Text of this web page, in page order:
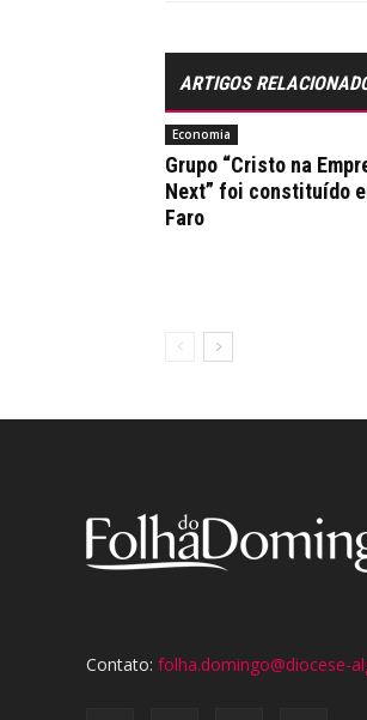
ARTIGOS
Economia
Grupo “Cristo na
Next” foi constituído
Faro
Contato: folha.domingo@diocese-